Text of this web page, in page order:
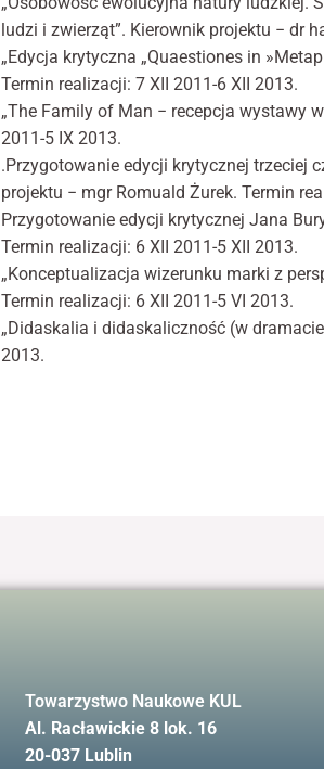
ludzi i zwierząt”. Kierownik projektu − dr
„Edycja krytyczna „Quaestiones in
Termin realizacji: 7 XII 2011-6 XII 2013.
„The Family of Man − recepcja wystawy
2011-5 IX 2013.
.Przygotowanie edycji krytycznej trzeciej
projektu − mgr Romuald Żurek. Termin
Przygotowanie edycji krytycznej Jana
Termin realizacji: 6 XII 2011-5 XII 2013.
„Konceptualizacja wizerunku marki z
Termin realizacji: 6 XII 2011-5 VI 2013.
„Didaskalia i didaskaliczność (w
2013.
Towarzystwo Naukowe KUL
Al. Racławickie 8 lok. 16
20-037 Lublin